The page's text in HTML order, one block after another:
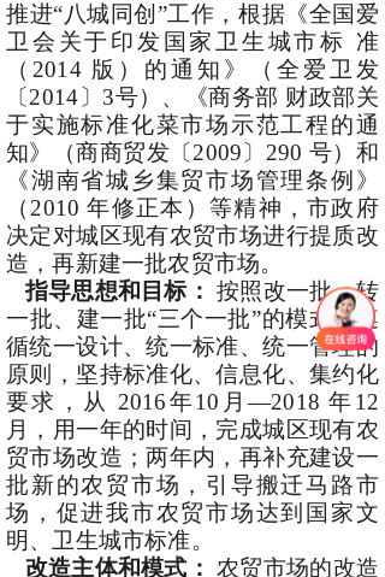
推进“八城同创”工作，根据《全国爱
卫会关于印发国家卫生城市标 准
（2014 版）的通知》（全爱卫发
〔2014〕3号）、《商务部 财政部关
于实施标准化菜市场示范工程的通
知》（商商贸发〔2009〕290 号）和
《湖南省城乡集贸市场管理条例》
（2010 年修正本）等精神，市政府
决定对城区现有农贸市场进行提质改
造，再新建一批农贸市场。
指导思想和目标： 按照改一批、转
一批、建一批“三个一批”的模式，遵
循统一设计、统一标准、统一管理的
原则，坚持标准化、信息化、集约化
要求，从 2016年10月—2018 年12
月，用一年的时间，完成城区现有农
贸市场改造；两年内，再补充建设一
批新的农贸市场，引导搬迁马路市
场，促进我市农贸市场达到国家文
明、卫生城市标准。
改造主体和模式： 农贸市场的改造